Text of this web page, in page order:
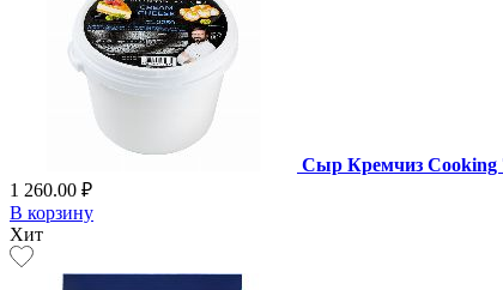
Сыр Кремчиз Cooking
1 260.00 ₽
В корзину
Хит